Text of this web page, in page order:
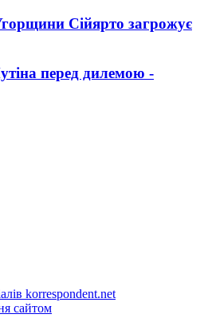
Сійярто загрожує
перед дилемою -
korrespondent.net
сайтом